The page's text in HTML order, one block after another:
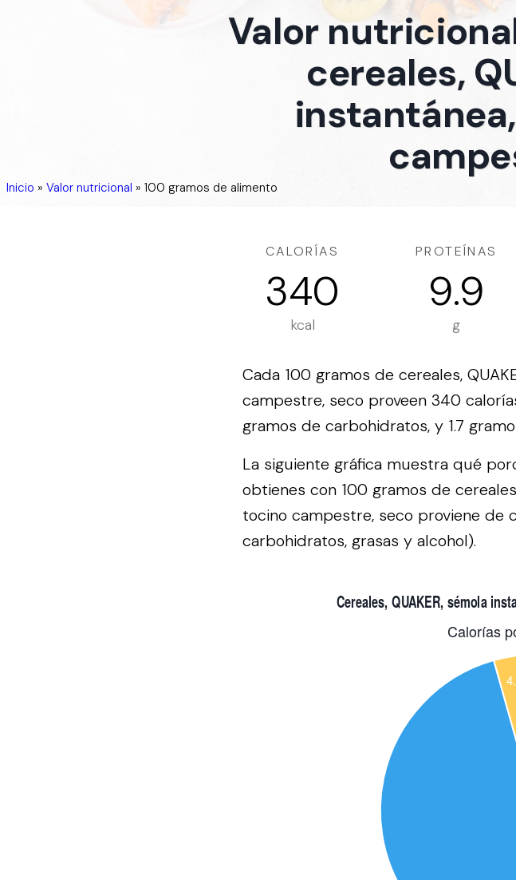
Valor
cereales,
Inicio » Valor nutricional » 100 gramos de alimento
CALORÍAS
340
kcal
PROTEÍNAS
9.9
g
Cada 100 gramos de cereales,
campestre, seco proveen 340
gramos de carbohidratos, y 1.7
La siguiente gráfica muestra qué
obtienes con 100 gramos de
tocino campestre, seco proviene de
carbohidratos, grasas y alcohol).